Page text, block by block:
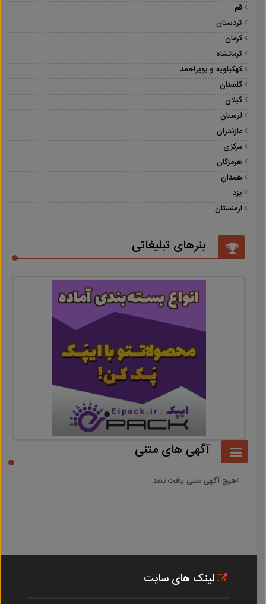
قم
کردستان
کرمان
کرمانشاه
کهکیلویه و بویراحمد
گلستان
گیلان
لرستان
مازندران
مرکزی
هرمزگان
همدان
یزد
ارمنستان
بنرهای تبلیغاتی
آگهی های متنی
هیچ آگهی متنی یافت نشد
لینک های سایت